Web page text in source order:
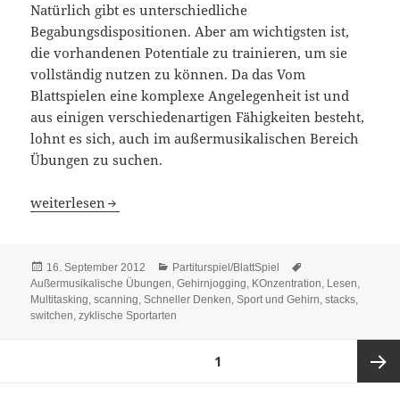
Natürlich gibt es unterschiedliche
Begabungsdispositionen. Aber am wichtigsten ist,
die vorhandenen Potentiale zu trainieren, um sie
vollständig nutzen zu können. Da das Vom
Blattspielen eine komplexe Angelegenheit ist und
aus einigen verschiedenartigen Fähigkeiten besteht,
lohnt es sich, auch im außermusikalischen Bereich
Übungen zu suchen.
Außermusikalische Übungen für Blattspiel
weiterlesen
Veröffentlicht
am
16. September 2012 Kategorien
Partiturspiel/BlattSpiel
Außermusikalische Übungen,Gehirnjogging, KOnzentration, Lesen,
Multitasking,scanning,Schneller Denken,Sport und Gehirn,stacks,
switchen,zyklische Sportarten
1